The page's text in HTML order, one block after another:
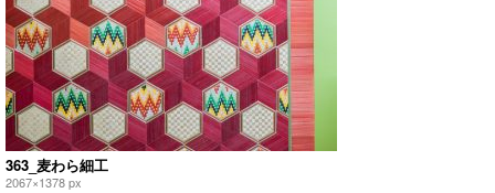
363_麦わら細工
2067×1378 px